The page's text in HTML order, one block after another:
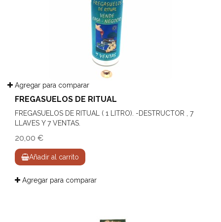
Agregar para comparar
FREGASUELOS DE RITUAL
FREGASUELOS DE RITUAL ( 1 LITRO). -DESTRUCTOR , 7
LLAVES Y 7 VENTAS.
20,00 €
Añadir al carrito
Agregar para comparar